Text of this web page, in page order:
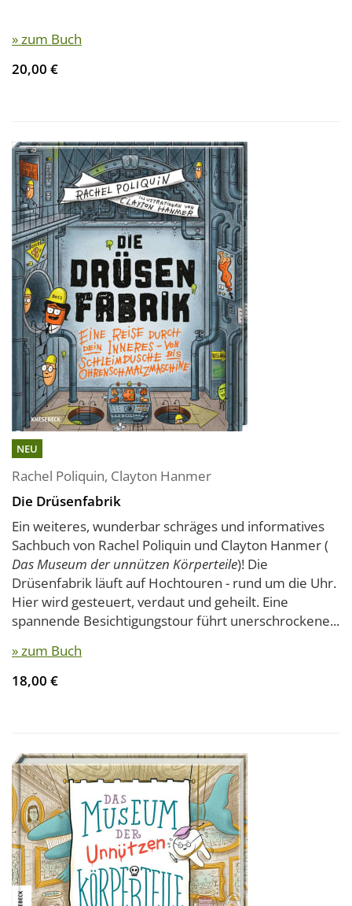
» zum Buch
20,00 €
NEU
Rachel Poliquin, Clayton Hanmer
Die Drüsenfabrik
Ein weiteres, wunderbar schräges und informatives
Sachbuch von Rachel Poliquin und Clayton Hanmer (
Das Museum der unnützen Körperteile)! Die
Drüsenfabrik läuft auf Hochtouren - rund um die Uhr.
Hier wird gesteuert, verdaut und geheilt. Eine
spannende Besichtigungstour führt unerschrockene...
» zum Buch
18,00 €